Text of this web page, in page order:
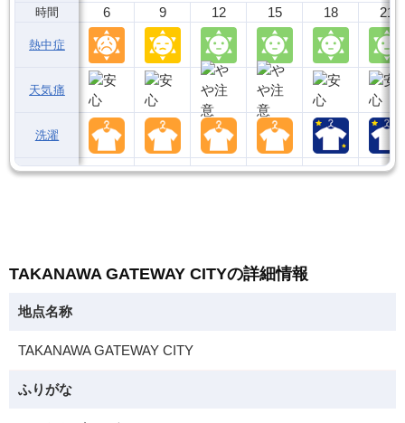
時間
熱中症
天気痛
洗濯
6 9 12 15 18 21
TAKANAWA GATEWAY CITYの詳細情報
地点名称
TAKANAWA GATEWAY CITY
ふりがな